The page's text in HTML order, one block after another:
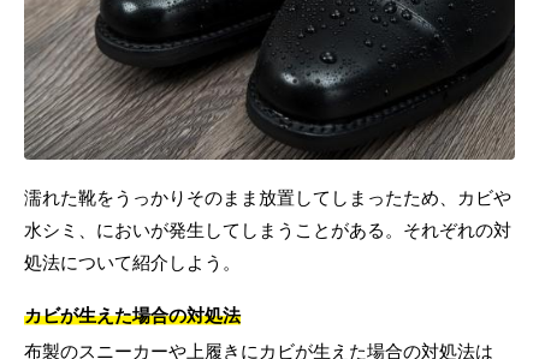
濡れた靴をうっかりそのまま放置してしまったため、カビや
水シミ、においが発生してしまうことがある。それぞれの対
処法について紹介しよう。
カビが生えた場合の対処法
布製のスニーカーや上履きにカビが生えた場合の対処法は